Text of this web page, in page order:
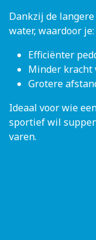
Dankzij de
water, waardoor je:
Efficiënter
Minder
Grotere
Ideaal voor wie
sportief wil
varen.